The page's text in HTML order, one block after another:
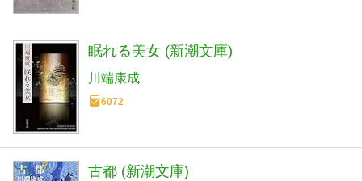
眠れる美女 (新潮文庫)
川端康成
6072
古都 (新潮文庫)